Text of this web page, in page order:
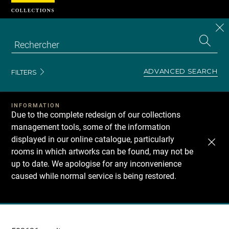
FILTERS ADVANCED SEARCH
INFORMATION
Due to the complete redesign of our collections
management tools, some of the information
displayed in our online catalogue, particularly
rooms in which artworks can be found, may not be
up to date. We apologise for any inconvenience
caused while normal service is being restored.
Recherche
Cookies management panel